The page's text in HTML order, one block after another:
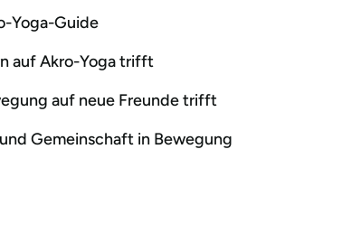
Yoga-Guide
auf Akro-Yoga trifft
auf neue Freunde trifft
Gemeinschaft in Bewegung